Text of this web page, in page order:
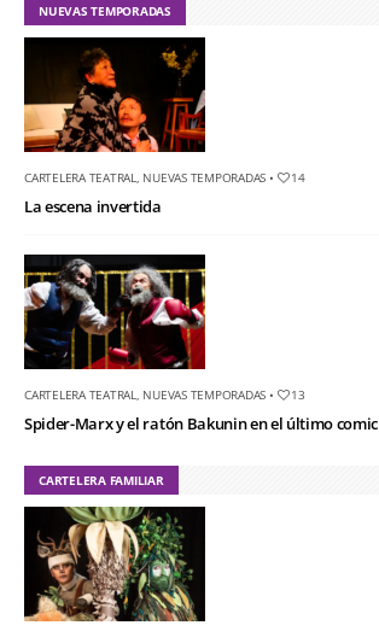
NUEVAS TEMPORADAS
CARTELERA TEATRAL NUEVAS TEMPORADAS • 14
La escena invertida
CARTELERA TEATRAL NUEVAS TEMPORADAS • 13
Spider-Marx y el ratón Bakunin en el último comic
CARTELERA FAMILIAR